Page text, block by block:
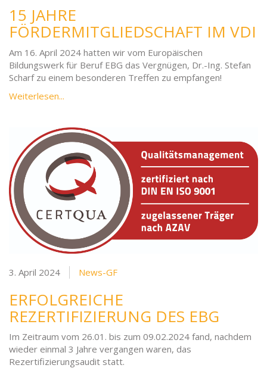
15 JAHRE
FÖRDERMITGLIEDSCHAFT IM VDI
Am 16. April 2024 hatten wir vom Europäischen
Bildungswerk für Beruf EBG das Vergnügen, Dr.-Ing. Stefan
Scharf zu einem besonderen Treffen zu empfangen!
Weiterlesen...
3. April 2024 News-GF
ERFOLGREICHE
REZERTIFIZIERUNG DES EBG
Im Zeitraum vom 26.01. bis zum 09.02.2024 fand, nachdem
wieder einmal 3 Jahre vergangen waren, das
Rezertifizierungsaudit statt.